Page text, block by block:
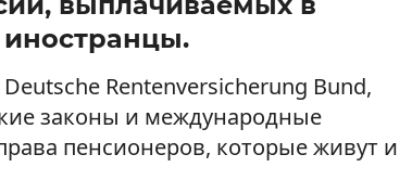
Rentenversicherung Bund,
законы и международные
пенсионеров, которые живут и